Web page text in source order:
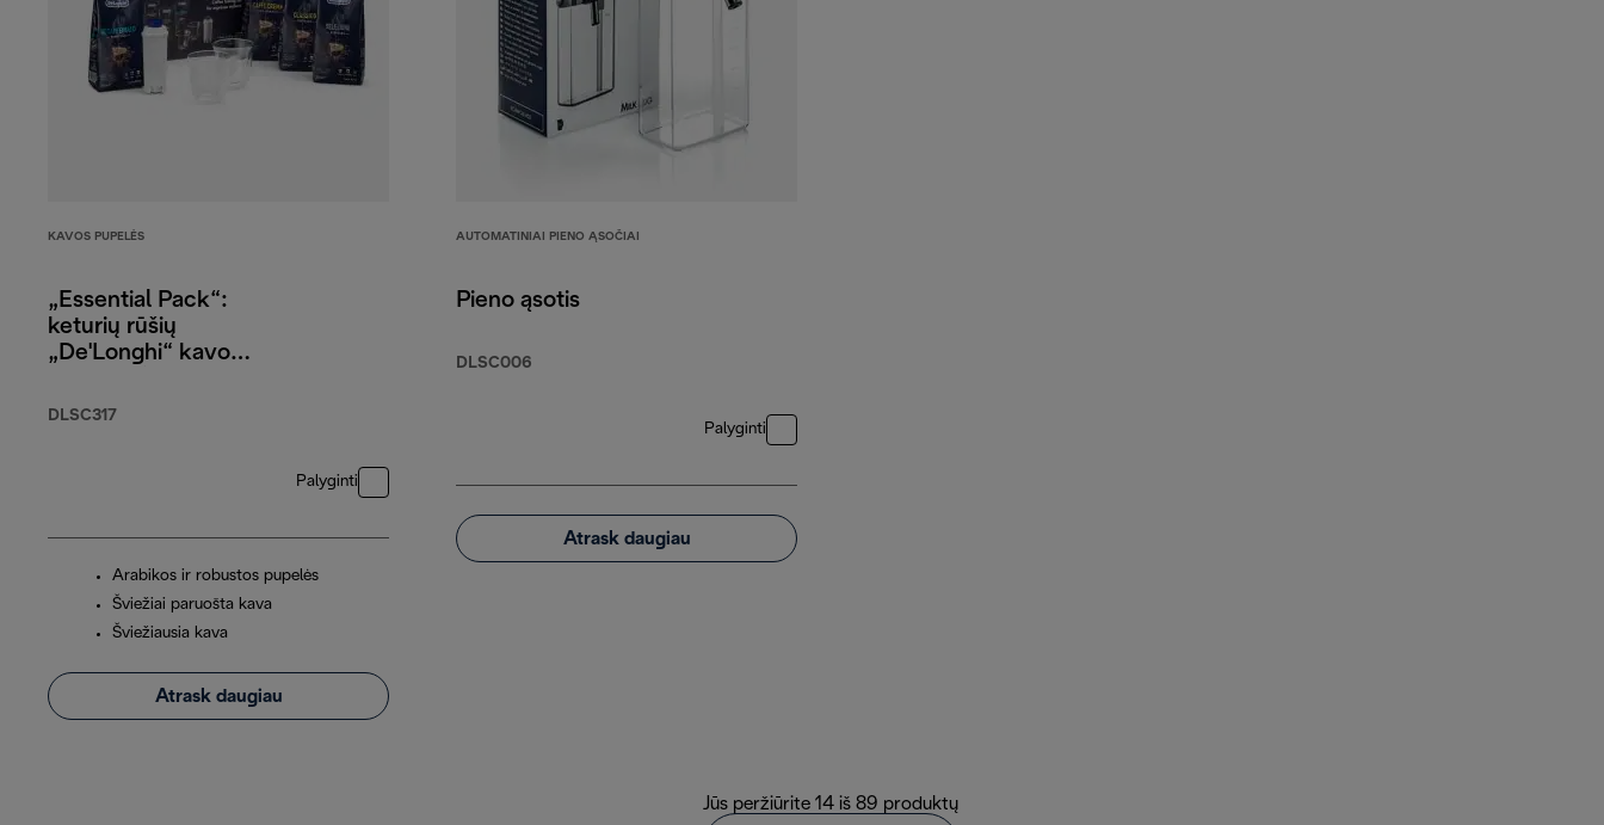
KAVOS PUPELĖS
„Essential Pack“:
keturių rūšių
„De'Longhi“ kavos
250 g), kapučino
DLSC317
Palyginti
Arabikos ir robustos pupelės
Šviežiai paruošta kava
Šviežiausia kava
Atrask daugiau
AUTOMATINIAI PIENO ĄSOČIAI
Pieno ąsotis
DLSC006
Palyginti
Atrask daugiau
Jūs peržiūrite 14 iš 89 produktų